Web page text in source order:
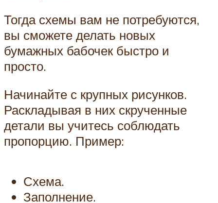
Тогда схемы вам не потребуются,
вы сможете делать новых
бумажных бабочек быстро и
просто.
Начинайте с крупных рисунков.
Раскладывая в них скрученные
детали вы учитесь соблюдать
пропорцию. Пример:
Схема.
Заполнение.